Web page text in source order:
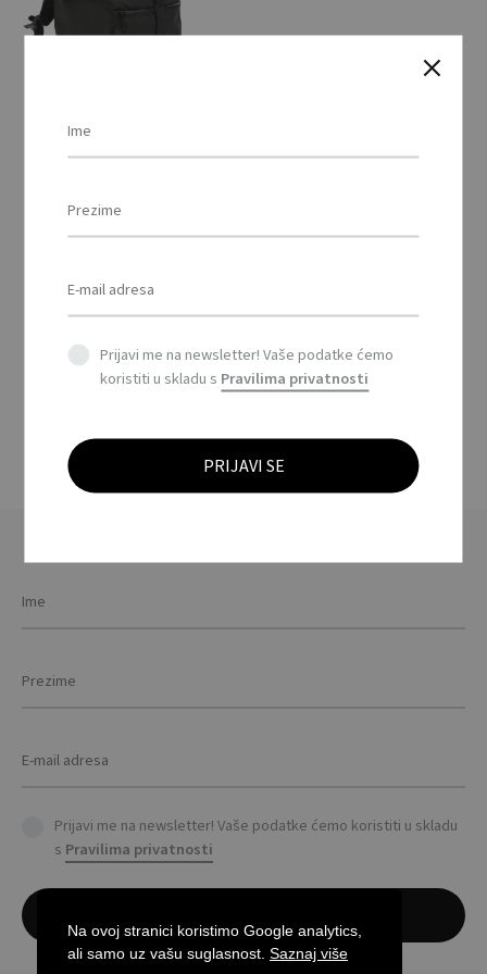
Na ovoj stranici koristimo Google analytics,
ali samo uz vašu suglasnost. Saznaj više
Vodootporan ruksak
za prijenosno računalo
AWARE™ RPET Water
resistant 15.6″laptop
backpack
This
has
multiple
variants.
Prijavi me na newsletter! Vaše podatke ćemo koristiti u skladu
s Pravilima privatnosti
Prijavi me na newsletter! Vaše podatke ćemo
koristiti u skladu s Pravilima privatnosti